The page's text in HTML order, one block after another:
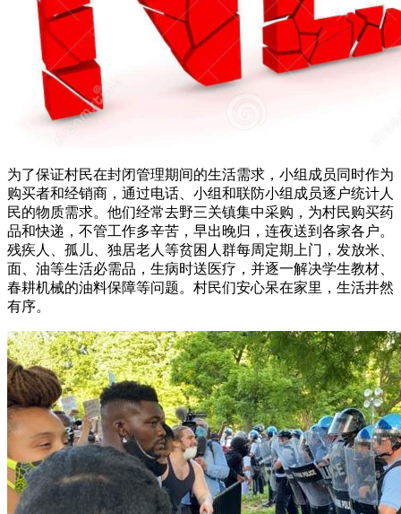
为了保证村民在封闭管理期间的生活需求，小组成员同时作为
购买者和经销商，通过电话、小组和联防小组成员逐户统计人
民的物质需求。他们经常去野三关镇集中采购，为村民购买药
品和快递，不管工作多辛苦，早出晚归，连夜送到各家各户。
残疾人、孤儿、独居老人等贫困人群每周定期上门，发放米、
面、油等生活必需品，生病时送医疗，并逐一解决学生教材、
春耕机械的油料保障等问题。村民们安心呆在家里，生活井然
有序。